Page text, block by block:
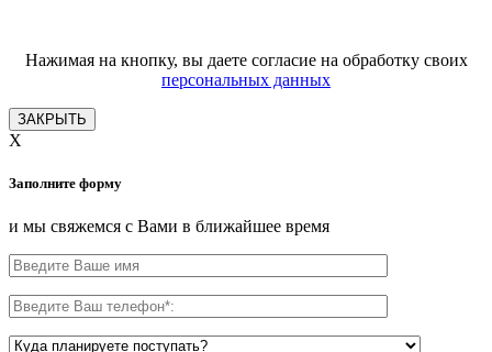
Нажимая на кнопку, вы даете согласие на обработку своих
персональных данных
ЗАКРЫТЬ
X
Заполните форму
и мы свяжемся с Вами в ближайшее время